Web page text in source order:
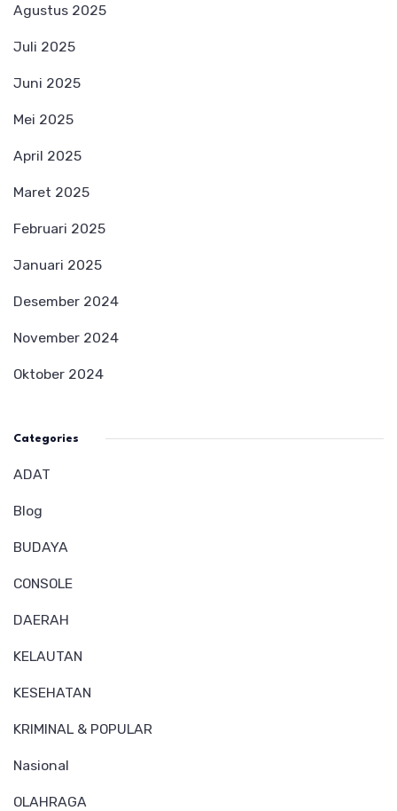
Agustus 2025
Juli 2025
Juni 2025
Mei 2025
April 2025
Maret 2025
Februari 2025
Januari 2025
Desember 2024
November 2024
Oktober 2024
Categories
ADAT
Blog
BUDAYA
CONSOLE
DAERAH
KELAUTAN
KESEHATAN
KRIMINAL & POPULAR
Nasional
OLAHRAGA